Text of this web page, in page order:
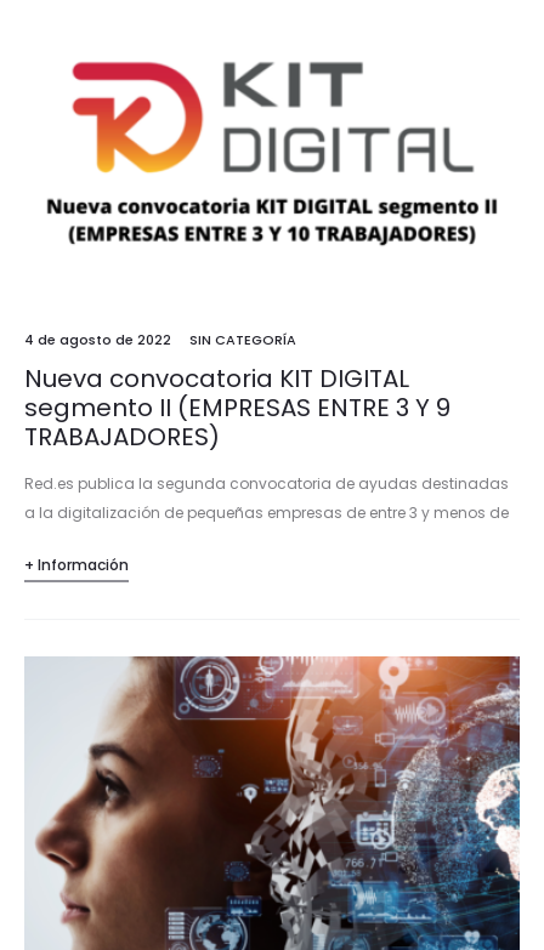
4 de agosto de 2022 SIN CATEGORÍA
Nueva convocatoria KIT DIGITAL
segmento II (EMPRESAS ENTRE 3 Y 9
TRABAJADORES)
Red.es publica la segunda convocatoria de ayudas destinadas
a la digitalización de pequeñas empresas de entre 3 y menos de
en…
+ Información